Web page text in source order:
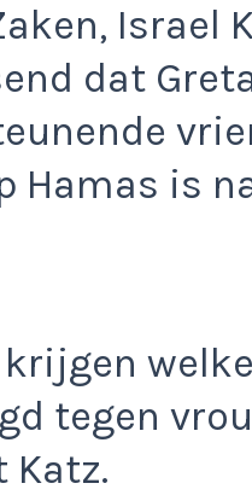
Israel
dat
Hamas is
krijgen
tegen
Katz.